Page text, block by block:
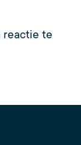
reactie te